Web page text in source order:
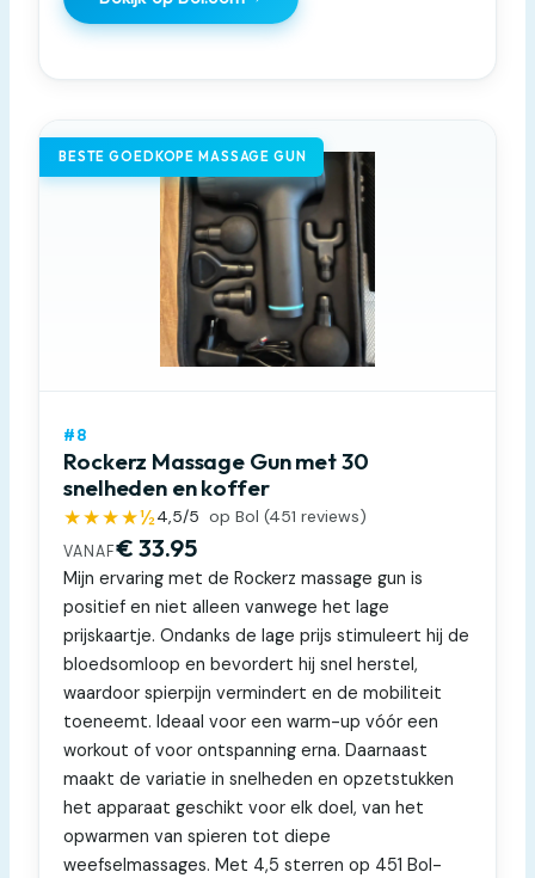
BESTE GOEDKOPE MASSAGE GUN
#8
Rockerz Massage Gun met 30
snelheden en koffer
★★★★½4,5/5 op Bol (451 reviews)
VANAF€ 33.95
Mijn ervaring met de Rockerz massage gun is
positief en niet alleen vanwege het lage
prijskaartje. Ondanks de lage prijs stimuleert hij de
bloedsomloop en bevordert hij snel herstel,
waardoor spierpijn vermindert en de mobiliteit
toeneemt. Ideaal voor een warm-up vóór een
workout of voor ontspanning erna. Daarnaast
maakt de variatie in snelheden en opzetstukken
het apparaat geschikt voor elk doel, van het
opwarmen van spieren tot diepe
weefselmassages. Met 4,5 sterren op 451 Bol-